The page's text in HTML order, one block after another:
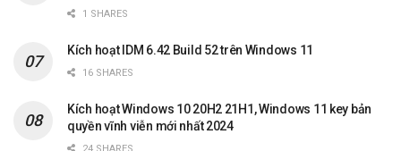
1 SHARES
Kích hoạt IDM 6.42 Build 52 trên Windows 11
16 SHARES
Kích hoạt Windows 10 20H2 21H1, Windows 11 key bản
quyền vĩnh viễn mới nhất 2024